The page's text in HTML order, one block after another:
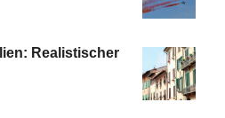
Realistischer